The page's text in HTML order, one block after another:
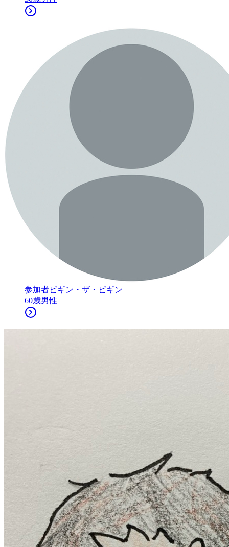
参加者ビギン・ザ・ビギン
60歳男性